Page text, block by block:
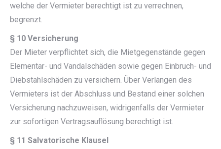
welche der Vermieter berechtigt ist zu verrechnen,
begrenzt.
§ 10 Versicherung
Der Mieter verpflichtet sich, die Mietgegenstände gegen
Elementar- und Vandalschäden sowie gegen Einbruch- und
Diebstahlschäden zu versichern. Über Verlangen des
Vermieters ist der Abschluss und Bestand einer solchen
Versicherung nachzuweisen, widrigenfalls der Vermieter
zur sofortigen Vertragsauflösung berechtigt ist.
§ 11 Salvatorische Klausel